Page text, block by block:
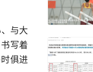
与大
写着
俱进